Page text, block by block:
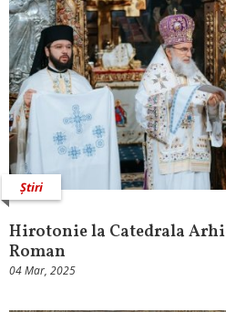
Știri
Hirotonie la Catedrala
Roman
04 Mar, 2025